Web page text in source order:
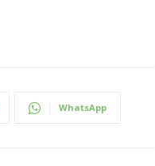
WhatsApp